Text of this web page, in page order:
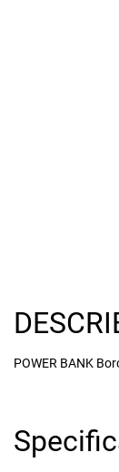
POWER BANK